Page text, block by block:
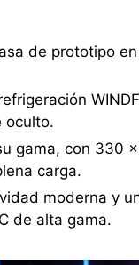
de prototipo
oculto.
gama, con 330
carga.
moderna y
de alta gama.